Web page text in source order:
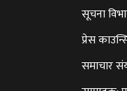
सूचना
प्रेस
समाचार